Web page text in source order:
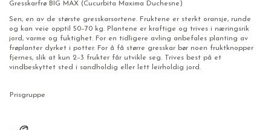
Gresskarfrø BIG MAX (Cucurbita Maxima Duchesne)
Sen, en av de største gresskarsortene. Fruktene er sterkt oransje, runde
og kan veie opptil 50–70 kg. Plantene er kraftige og trives i næringsrik
jord, varme og fuktighet. For en tidligere avling anbefales planting av
frøplanter dyrket i potter. For å få større gresskar bør noen fruktknopper
fjernes, slik at kun 2–3 frukter får utvikle seg. Trives best på et
vindbeskyttet sted i sandholdig eller lett leirholdig jord.
Prisgruppe